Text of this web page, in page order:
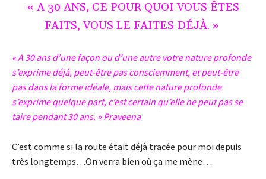
« A 30 ANS, CE POUR QUOI VOUS ÊTES
FAITS, VOUS LE FAITES DÉJÀ. »
« A 30 ans d’une façon ou d’une autre votre nature profonde
s’exprime déjà, peut-être pas consciemment, et peut-être
pas dans la forme idéale, mais cette nature profonde
s’exprime quelque part, c’est certain qu’elle ne peut pas se
taire pendant 30 ans. » Praveena
C’est comme si la route était déjà tracée pour moi depuis
très longtemps…On verra bien où ça me mène…